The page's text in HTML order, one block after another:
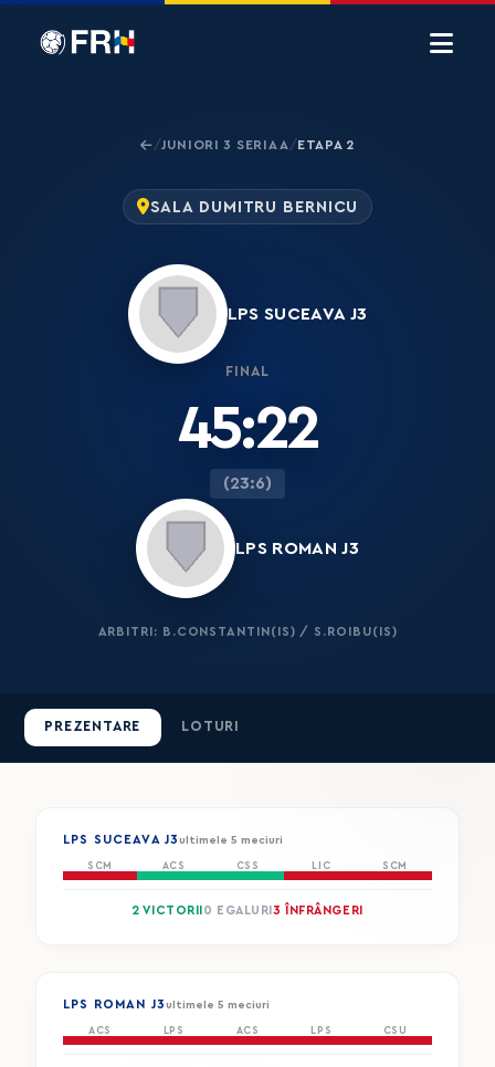
/JUNIORI 3 SERIA A /ETAPA 2
SALA DUMITRU BERNICU
LPS SUCEAVA J3
FINAL
45:22
(23:6)
LPS ROMAN J3
ARBITRI: B.CONSTANTIN(IS) / S.ROIBU(IS)
PREZENTARE LOTURI
LPS SUCEAVA J3ultimele 5 meciuri
SCM ACS CSS LIC SCM
2 VICTORII 0 EGALURI 3 ÎNFRÂNGERI
LPS ROMAN J3 ultimele 5 meciuri
ACS LPS ACS LPS CSU